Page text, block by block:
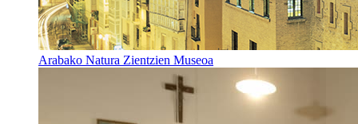
Arabako Natura Zientzien Museoa